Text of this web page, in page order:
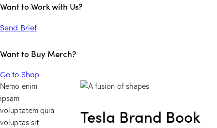
Want to Work with Us?
Send Brief
Want to Buy Merch?
Go to Shop
Nemo enim
ipsam
voluptatem quia
voluptas sit
Tesla Brand Book